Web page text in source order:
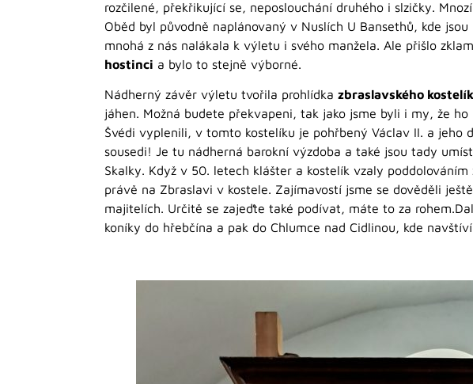
rozčilené, překřikující se, neposlouchání druhého i slzičky.
Oběd byl původně naplánovaný v Nuslích U Bansethů, kde
mnohá z nás nalákala k výletu i svého manžela. Ale přišlo
hostinci a bylo to stejně výborné.
Nádherný závěr výletu tvořila prohlídka zbraslavského
jáhen. Možná budete překvapeni, tak jako jsme byli i my, že
Švédi vyplenili, v tomto kostelíku je pohřbený Václav II. a jeho
sousedi! Je tu nádherná barokní výzdoba a také jsou tady
Skalky. Když v 50. letech klášter a kostelík vzaly
právě na Zbraslavi v kostele. Zajímavostí jsme se dověděli
majitelích. Určitě se zajeďte také podívat, máte to za
koníky do hřebčína a pak do Chlumce nad Cidlinou, kde